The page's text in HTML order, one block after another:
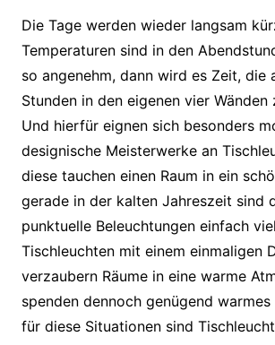
Die Tage werden wieder langsam
Temperaturen sind in den
so angenehm, dann wird es Zeit, die
Stunden in den eigenen vier Wänden
Und hierfür eignen sich besonders
designische Meisterwerke an
diese tauchen einen Raum in ein
gerade in der kalten Jahreszeit sind
punktuelle Beleuchtungen einfach
Tischleuchten mit einem einmaligen
verzaubern Räume in eine warme
spenden dennoch genügend warmes
für diese Situationen sind